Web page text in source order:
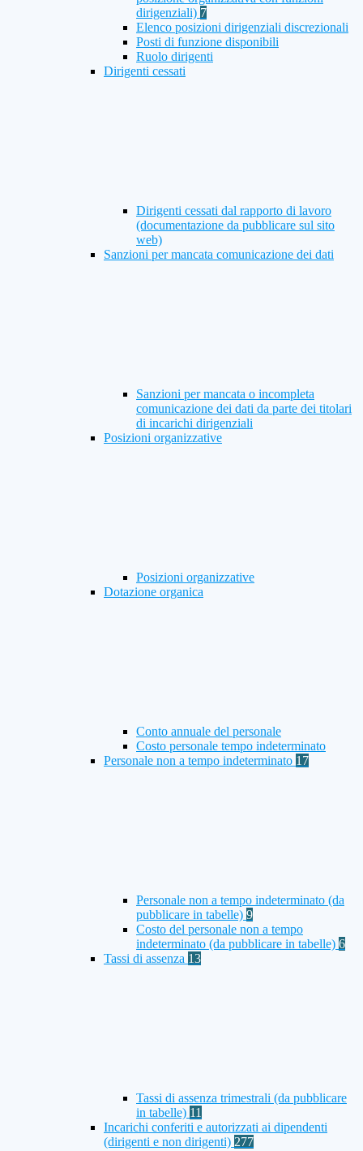
dirigenziali) 7
Elenco posizioni dirigenziali discrezionali
Posti di funzione disponibili
Ruolo dirigenti
Dirigenti cessati
Dirigenti cessati dal rapporto di lavoro
(documentazione da pubblicare sul sito
web)
Sanzioni per mancata comunicazione dei dati
Sanzioni per mancata o incompleta
comunicazione dei dati da parte dei titolari
di incarichi dirigenziali
Posizioni organizzative
Posizioni organizzative
Dotazione organica
Conto annuale del personale
Costo personale tempo indeterminato
Personale non a tempo indeterminato 17
Personale non a tempo indeterminato (da
pubblicare in tabelle) 9
Costo del personale non a tempo
indeterminato (da pubblicare in tabelle) 6
Tassi di assenza 13
Tassi di assenza trimestrali (da pubblicare
in tabelle) 11
Incarichi conferiti e autorizzati ai dipendenti
(dirigenti e non dirigenti) 277